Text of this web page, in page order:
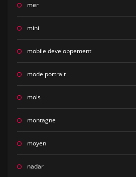
mer
mini
mobile developpement
mode portrait
mois
montagne
moyen
nadar